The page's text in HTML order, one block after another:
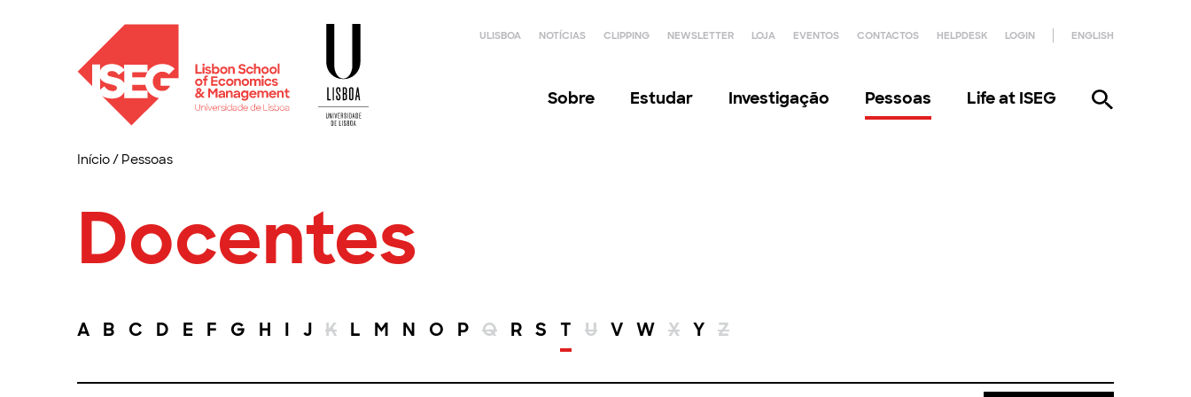
ULISBOA NOTÍCIAS CLIPPING NEWSLETTER LOJA EVENTOS CONTACTOS HELPDESK LOGIN ENGLISH
Sobre Estudar Investigação Pessoas Life at ISEG
Início/ Pessoas
Docentes
A B C D E F G H I J K L M N O P Q R S T U V W X Y Z